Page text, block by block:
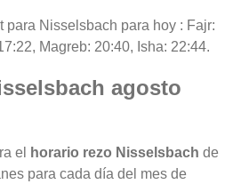
para Nisselsbach para hoy : Fajr:
Magreb: 20:40, Isha: 22:44.
agosto
el horario rezo Nisselsbach de
para cada día del mes de